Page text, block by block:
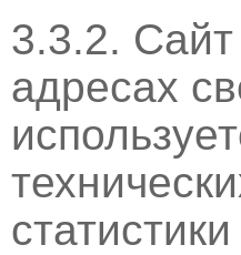
3.3.2. Сайт
адресах